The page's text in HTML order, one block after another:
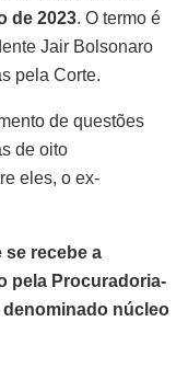
de 2023. O termo é
Jair Bolsonaro
pela Corte.
de questões
de oito
eles, o ex-
se recebe a
pela Procuradoria-
denominado núcleo